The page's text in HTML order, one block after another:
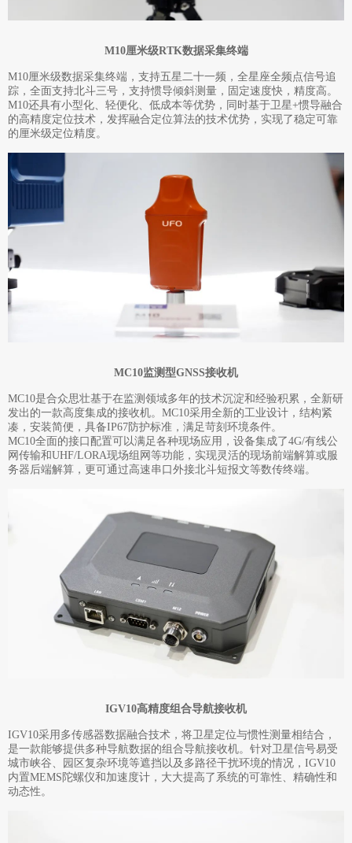
M10厘米级RTK数据采集终端
M10厘米级数据采集终端，支持五星二十一频，全星座全频点信号追
踪，全面支持北斗三号，支持惯导倾斜测量，固定速度快，精度高。
M10还具有小型化、轻便化、低成本等优势，同时基于卫星+惯导融合
的高精度定位技术，发挥融合定位算法的技术优势，实现了稳定可靠
的厘米级定位精度。
MC10监测型GNSS接收机
MC10是合众思壮基于在监测领域多年的技术沉淀和经验积累，全新研
发出的一款高度集成的接收机。MC10采用全新的工业设计，结构紧
凑，安装简便，具备IP67防护标准，满足苛刻环境条件。
MC10全面的接口配置可以满足各种现场应用，设备集成了4G/有线公
网传输和UHF/LORA现场组网等功能，实现灵活的现场前端解算或服
务器后端解算，更可通过高速串口外接北斗短报文等数传终端。
IGV10高精度组合导航接收机
IGV10采用多传感器数据融合技术，将卫星定位与惯性测量相结合，
是一款能够提供多种导航数据的组合导航接收机。针对卫星信号易受
城市峡谷、园区复杂环境等遮挡以及多路径干扰环境的情况，IGV10
内置MEMS陀螺仪和加速度计，大大提高了系统的可靠性、精确性和
动态性。